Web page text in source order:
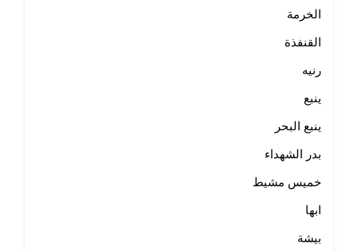
الخرمة
القنفذة
رنيه
ينبع
ينبع البحر
بدر الشهداء
خميس مشيط
ابها
بيشة